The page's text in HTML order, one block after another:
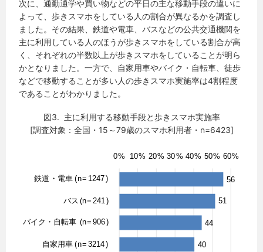
次に、通勤通学や買い物などの平日の主な移動手段の違いに
よって、歩きスマホをしている人の割合が異なるかを調査し
ました。その結果、鉄道や電車、バスなどの公共交通機関を
主に利用している人のほうが歩きスマホをしている割合が高
く、それぞれの半数以上が歩きスマホをしていることが明ら
かとなりました。一方で、自家用車やバイク・自転車、徒歩
などで移動することが多い人の歩きスマホ実施率は4割程度
であることがわかりました。
図3. 主に利用する移動手段と歩きスマホ実施率
[調査対象：全国・15～79歳のスマホ利用者・n=6423]